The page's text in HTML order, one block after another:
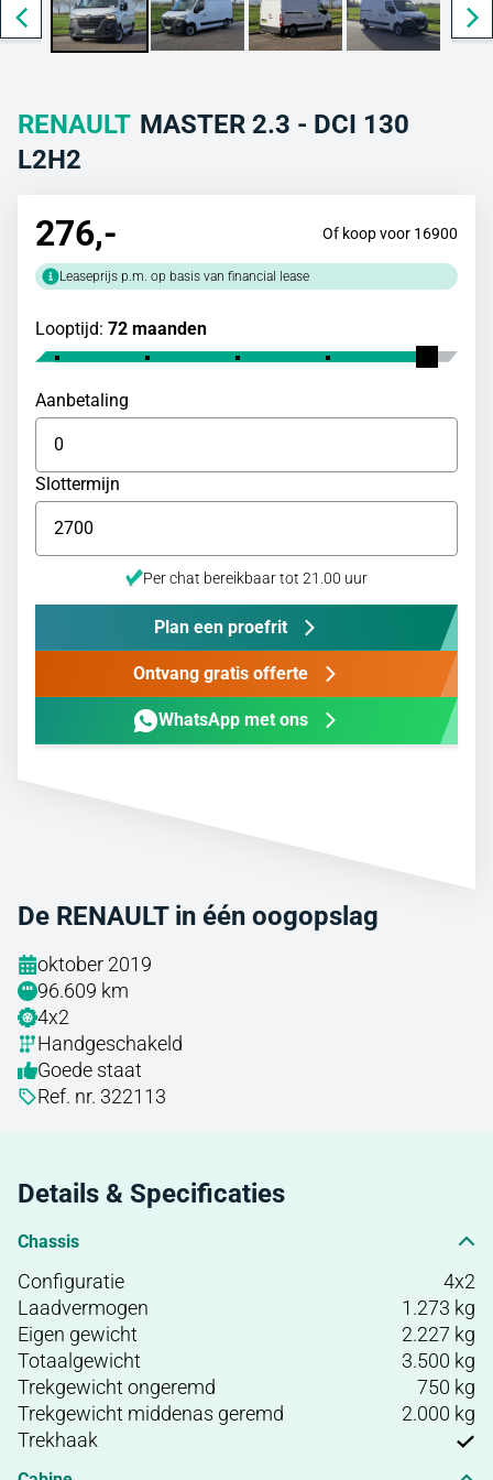
RENAULT MASTER 2.3 - DCI 130
L2H2
De RENAULT in één oogopslag
oktober 2019
96.609 km
4x2
Handgeschakeld
Goede staat
Ref. nr. 322113
Details & Specificaties
Chassis
Configuratie
4x2
Laadvermogen
1.273 kg
Eigen gewicht
2.227 kg
Totaalgewicht
3.500 kg
Trekgewicht ongeremd
750 kg
Trekgewicht middenas geremd
2.000 kg
Trekhaak
276,- Of koop voor 16900
Leaseprijs p.m. op basis van financial lease
Looptijd: 72 maanden
Aanbetaling
Slottermijn
Per chat bereikbaar tot 21.00 uur
Plan een proefrit
Ontvang gratis offerte
WhatsApp met ons